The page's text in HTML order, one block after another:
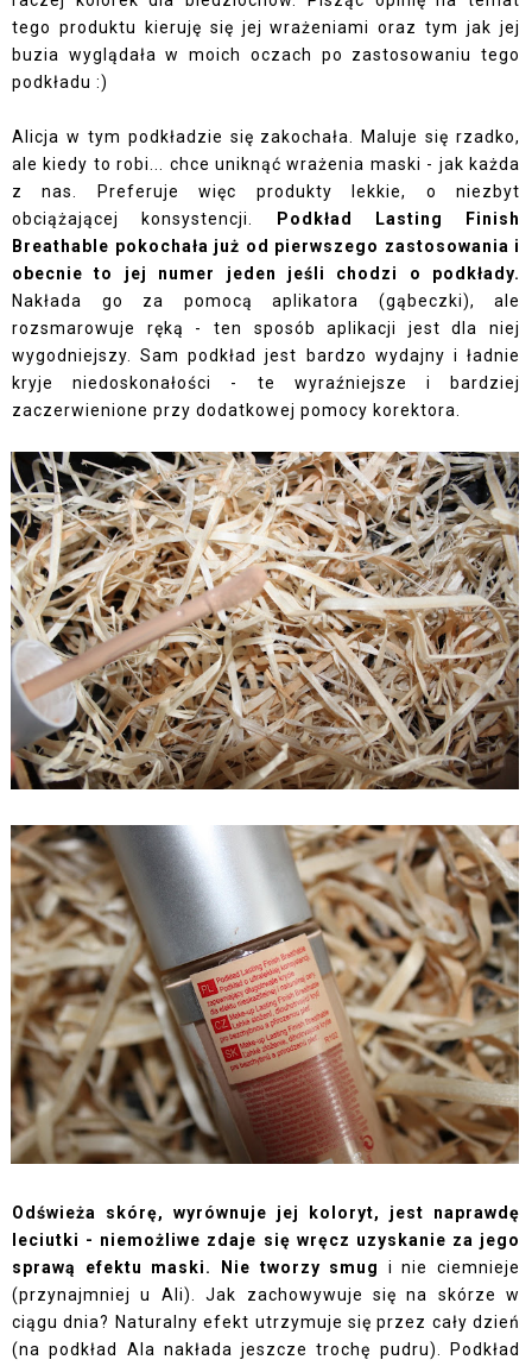
tego produktu kieruję się jej wrażeniami oraz tym jak jej
buzia wyglądała w moich oczach po zastosowaniu tego
podkładu :)
Alicja w tym podkładzie się zakochała. Maluje się rzadko,
ale kiedy to robi... chce uniknąć wrażenia maski - jak każda
z nas. Preferuje więc produkty lekkie, o niezbyt
obciążającej konsystencji. Podkład Lasting Finish
Breathable pokochała już od pierwszego zastosowania i
obecnie to jej numer jeden jeśli chodzi o podkłady.
Nakłada go za pomocą aplikatora (gąbeczki), ale
rozsmarowuje ręką - ten sposób aplikacji jest dla niej
wygodniejszy. Sam podkład jest bardzo wydajny i ładnie
kryje niedoskonałości - te wyraźniejsze i bardziej
zaczerwienione przy dodatkowej pomocy korektora.
Odświeża skórę, wyrównuje jej koloryt, jest naprawdę
leciutki - niemożliwe zdaje się wręcz uzyskanie za jego
sprawą efektu maski. Nie tworzy smug
i nie ciemnieje
(przynajmniej u Ali). Jak zachowywuje się na skórze w
ciągu dnia? Naturalny efekt utrzymuje się przez cały dzień
(na podkład Ala nakłada jeszcze trochę pudru). Podkład